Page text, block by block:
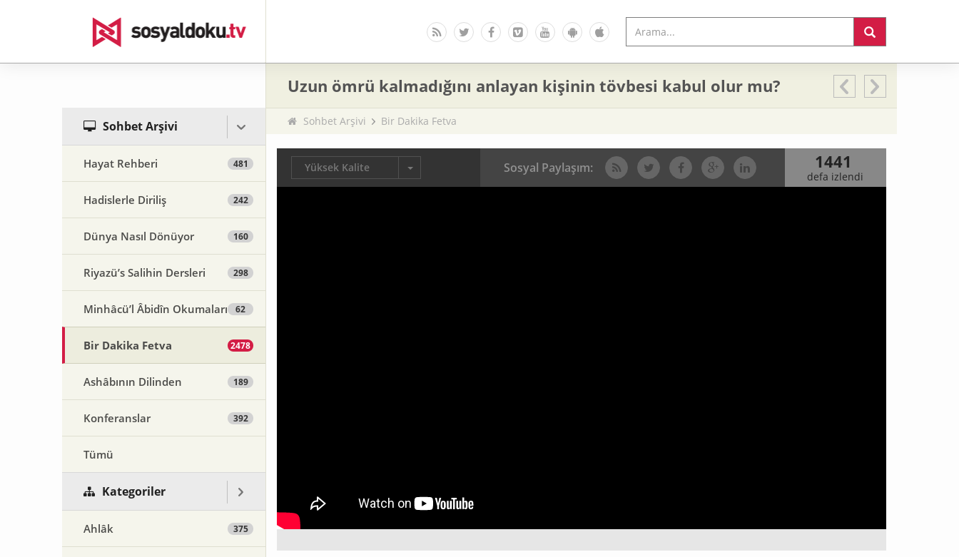
Sohbet Arşivi
Hayat Rehberi 481
Hadislerle Diriliş 242
Dünya Nasıl Dönüyor 160
Riyazü’s Salihin Dersleri 298
Minhâcü’l Âbidîn Okumaları 62
Bir Dakika Fetva 2478
Ashâbının Dilinden 189
Konferanslar 392
Tümü
Kategoriler
Ahlâk 375
Uzun ömrü kalmadığını anlayan kişinin tövbesi kabul olur mu?
Sohbet Arşivi Bir Dakika Fetva
Yüksek Kalite Sosyal Paylaşım: 1441
defa izlendi